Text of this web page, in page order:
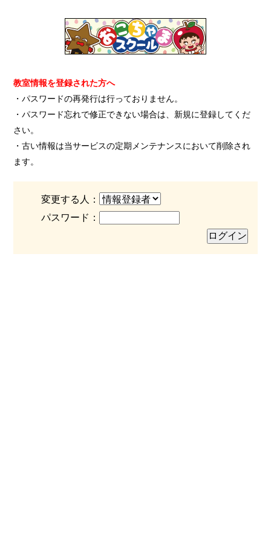
教室情報を登録された方へ
・パスワードの再発行は行っておりません。
・パスワード忘れで修正できない場合は、新規に登録してくだ
さい。
・古い情報は当サービスの定期メンテナンスにおいて削除され
ます。
変更する人：
パスワード：